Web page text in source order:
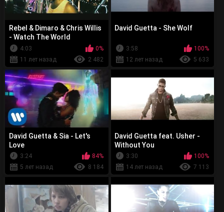
Rebel & Dimaro & Chris Willis
- Watch The World
4:03
0%
11 лет назад
2 482
David Guetta - She Wolf
3:58
100%
12 лет назад
5 633
David Guetta & Sia - Let's
Love
3:24
84%
5 лет назад
8 184
David Guetta feat. Usher -
Without You
3:30
100%
14 лет назад
7 113